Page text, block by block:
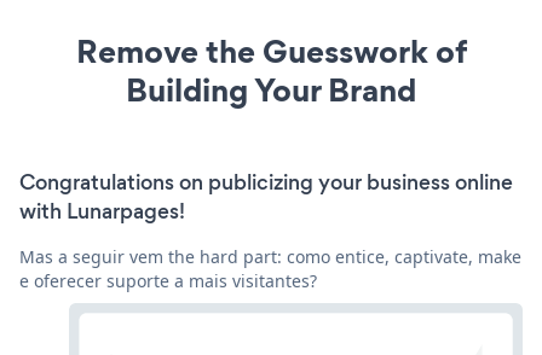
Remove the Guesswork of
Building Your Brand
Congratulations on publicizing your business online
with Lunarpages!
Mas a seguir vem the hard part: como entice, captivate, make
e oferecer suporte a mais visitantes?